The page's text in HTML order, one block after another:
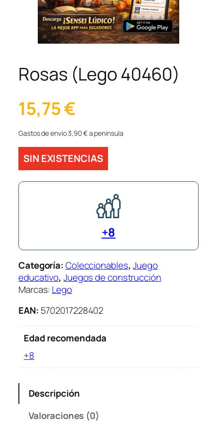
Rosas (Lego 40460)
15,75€
Gastos de envío 3,90 € a península
SIN EXISTENCIAS
+8
Categoría:Coleccionables, Juego
educativo, Juegos de construcción
Marcas: Lego
EAN: 5702017228402
Edad recomendada
+8
Descripción
Valoraciones (0)